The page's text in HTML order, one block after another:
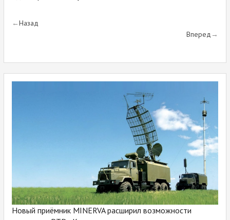
Назад
Вперед
Новый приёмник MINERVA расширил возможности